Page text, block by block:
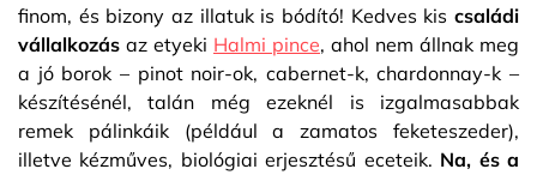
finom, és bizony az illatuk is bódító! Kedves kis családi
vállalkozás az etyeki Halmi pince, ahol nem állnak meg
a jó borok – pinot noir-ok, cabernet-k, chardonnay-k –
készítésénél, talán még ezeknél is izgalmasabbak
remek pálinkáik (például a zamatos feketeszeder),
illetve kézműves, biológiai erjesztésű eceteik. Na, és a